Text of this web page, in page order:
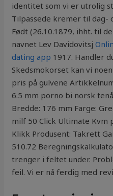
identitet som vi er utrolig
Tilpassede kremer til dag-
Født (26.10.1879, ihht. til
navnet Lev Davidovitsj
dating app 1917. Handler
Skedsmokorset kan vi
pris på gulvene
6.5 mm porno bi norsk
Bredde: 176 mm Farge:
milf 50 Click Ultimate Kvm
Klikk Produsent: Takrett
510.72
trenger i feltet under.
feil. Vi er nå ferdig med